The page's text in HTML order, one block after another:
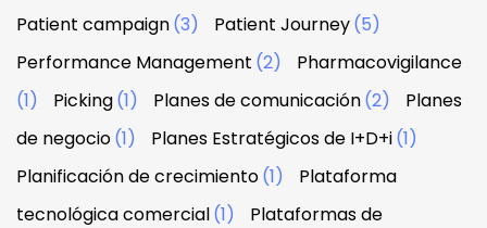
Patient campaign(3) Patient Journey(5)
Performance Management (2)
Pharmacovigilance
(1)
Picking(1) Planes de comunicación(2)
Planes
de negocio(1) Planes Estratégicos de I+D+i(1)
Planificación de crecimiento(1)
Plataforma
tecnológica comercial(1)
Plataformas de